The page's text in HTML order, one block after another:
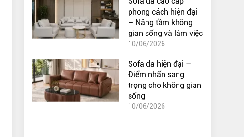
phong cách hiện đại
– Nâng tầm không
gian sống và làm việc
10/06/2026
Sofa da hiện đại –
Điểm nhấn sang
trọng cho không gian
sống
10/06/2026